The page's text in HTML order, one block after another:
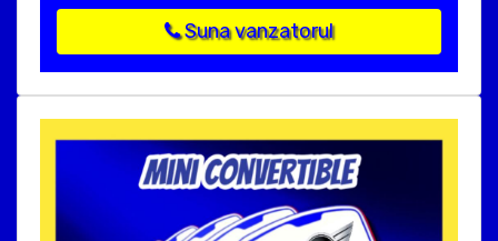
Suna vanzatorul